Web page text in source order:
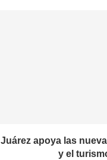
Juárez apoya las
y el